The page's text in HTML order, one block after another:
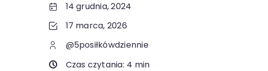
14 grudnia, 2024
17 marca, 2026
@5posiłkówdziennie
Czas czytania: 4 min